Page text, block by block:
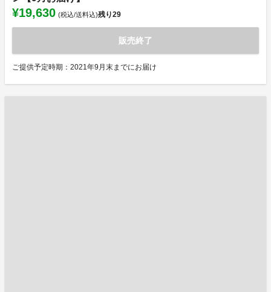
¥19,630 (税込/送料込)残り29
販売終了
ご提供予定時期：2021年9月末までにお届け